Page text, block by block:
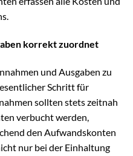
korrekt zuordnet
und Ausgaben zu
Schritt für
sollten stets zeitnah
verbucht werden,
den Aufwandskonten
nur bei der Einhaltung